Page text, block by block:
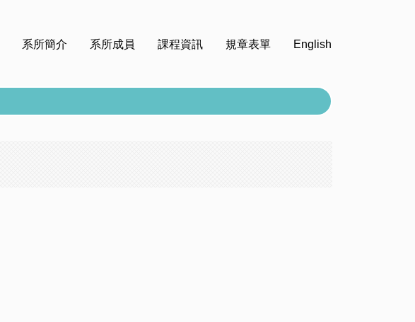
系所簡介 系所成員 課程資訊 規章表單 English